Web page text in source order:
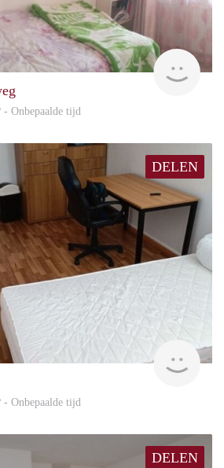
- Onbepaalde tijd
DELEN
- Onbepaalde tijd
DELEN